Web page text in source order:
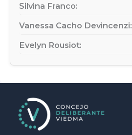
Silvina Franco:
Vanessa Cacho Devincenzi:
Evelyn Rousiot: